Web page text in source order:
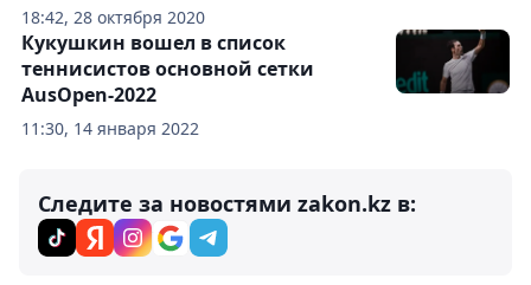
18:42, 28 октября 2020
11:30, 14 января 2022
Кукушкин вошел в список
теннисистов основной сетки
AusOpen-2022
Следите за новостями zakon.kz в: